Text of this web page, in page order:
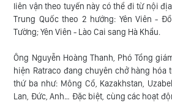
liên vận theo tuyến này có thể đi từ nội
Trung Quốc theo 2 hướng: Yên Viên -
Tường; Yên Viên - Lào Cai sang Hà Khẩu.
Ông Nguyễn Hoàng Thanh, Phó Tổng
hiện Ratraco đang chuyên chở hàng hóa
thứ ba như: Mông Cổ, Kazakhstan,
Lan, Đức, Anh… Đặc biệt, cùng các hoạt